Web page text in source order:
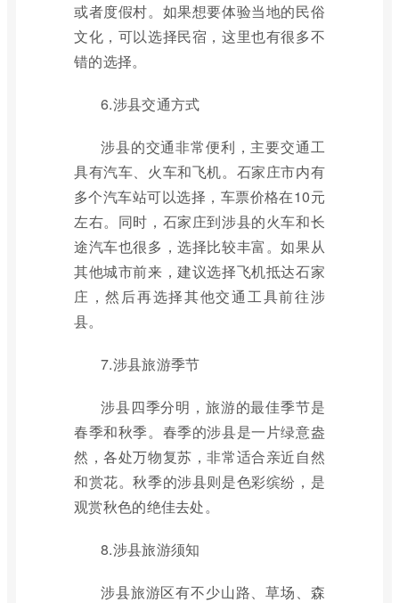
或者度假村。如果想要体验当地的民俗
文化，可以选择民宿，这里也有很多不
错的选择。
6.涉县交通方式
涉县的交通非常便利，主要交通工
具有汽车、火车和飞机。石家庄市内有
多个汽车站可以选择，车票价格在10元
左右。同时，石家庄到涉县的火车和长
途汽车也很多，选择比较丰富。如果从
其他城市前来，建议选择飞机抵达石家
庄，然后再选择其他交通工具前往涉
县。
7.涉县旅游季节
涉县四季分明，旅游的最佳季节是
春季和秋季。春季的涉县是一片绿意盎
然，各处万物复苏，非常适合亲近自然
和赏花。秋季的涉县则是色彩缤纷，是
观赏秋色的绝佳去处。
8.涉县旅游须知
涉县旅游区有不少山路、草场、森